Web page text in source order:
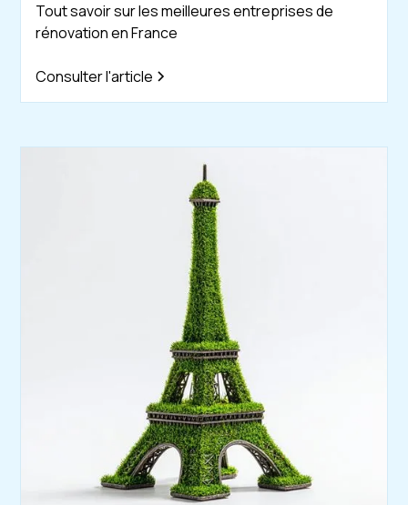
Tout savoir sur les meilleures entreprises de
rénovation en France
Consulter l'article